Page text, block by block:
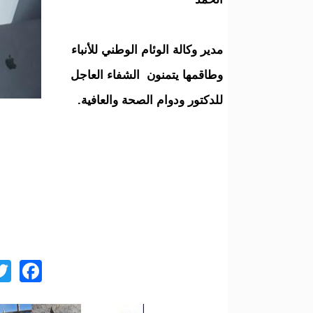
مدير وكالة الوئام الوطني للأنباء
وطاقمها يتمنون الشفاء العاجل
للدكتور ودوام الصحة والعافية.